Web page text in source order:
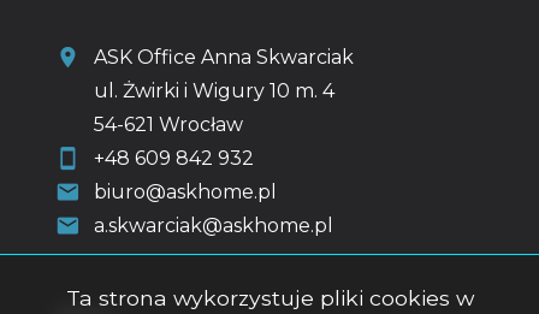
ASK Office Anna Skwarciak
ul. Żwirki i Wigury 10 m. 4
54-621 Wrocław
+48 609 842 932
biuro@askhome.pl
a.skwarciak@askhome.pl
Ta strona wykorzystuje pliki cookies w